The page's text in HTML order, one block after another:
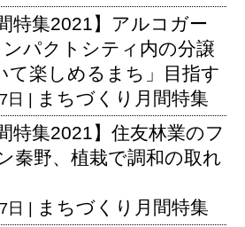
特集2021】アルコガー
パクトシティ内の分譲
て楽しめるまち」目指す
日 | まちづくり月間特集
特集2021】住友林業のフ
秦野、植栽で調和の取れ
日 | まちづくり月間特集